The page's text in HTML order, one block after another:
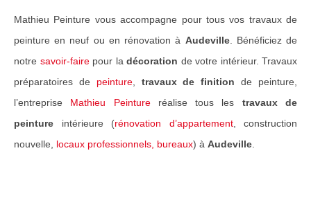
Peinture & revêtement
Nettoyage et peinture toiture
Réalisations Travaux
Nos travaux pour particuliers
Mathieu Peinture vous accompagne pour tous vos travaux de
peinture en neuf ou en rénovation à Audeville. Bénéficiez de
notre savoir-fairepour la décoration de votre intérieur. Travaux
préparatoires de peinture, travaux de finition de peinture,
l’entreprise Mathieu Peintureréalise tous les travaux de
peinture intérieure (rénovation d’appartement, construction
nouvelle, locaux professionnels, bureaux) à Audeville